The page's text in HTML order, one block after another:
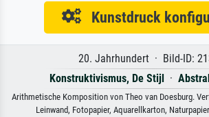
Kunstdruck
20. Jahrhundert · Bild-ID:
Konstruktivismus, De Stijl
·
Arithmetische Komposition von Theo van Doesburg.
Leinwand, Fotopapier, Aquarellkarton,